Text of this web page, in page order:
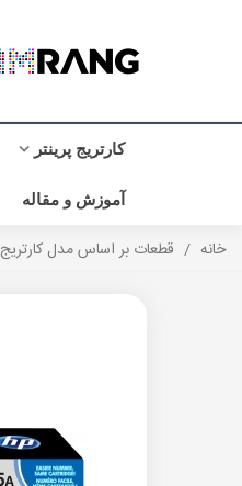
کارتریج پرینتر
آموزش و مقاله
خانه / قطعات بر اساس مدل کارتریج